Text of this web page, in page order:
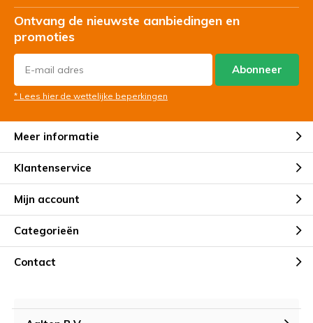
Ontvang de nieuwste aanbiedingen en
promoties
Abonneer
* Lees hier de wettelijke beperkingen
Meer informatie
Klantenservice
Mijn account
Categorieën
Contact